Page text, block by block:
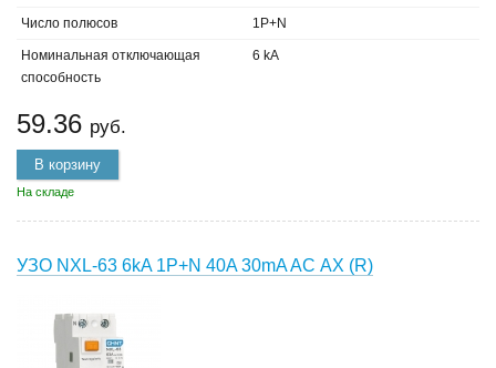
Число полюсов 1P+N
Номинальная отключающая
способность
6 kA
59.36 руб.
В корзину
На складе
УЗО NXL-63 6kA 1P+N 40A 30mA AC АХ (R)